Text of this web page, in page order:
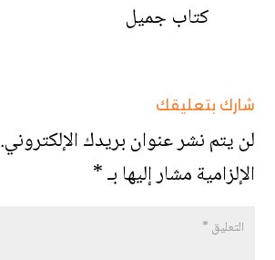
كتاب جميل
شارك بتعليقك
لن يتم نشر عنوان بريدك الإلكتروني.
الإلزامية مشار إليها بـ*